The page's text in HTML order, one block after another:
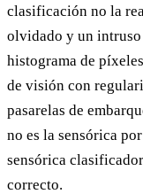
clasificación no la
olvidado y un intruso
histograma de
de visión con
pasarelas de
no es la sensórica
sensórica
correcto.